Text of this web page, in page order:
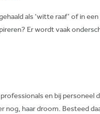
als ‘witte raaf’ of in
Er wordt vaak
en bij
haar droom. Besteed